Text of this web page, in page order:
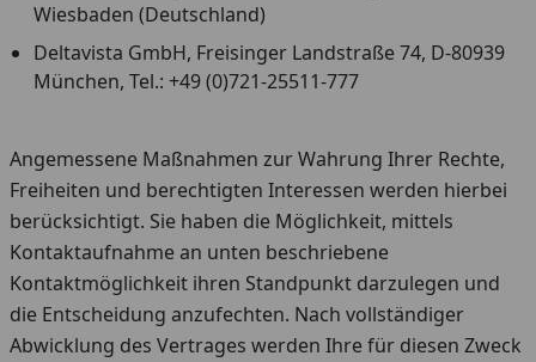
Wiesbaden (Deutschland)
Deltavista GmbH, Freisinger Landstraße 74, D-80939
München, Tel.: +49 (0)721-25511-777
Angemessene Maßnahmen zur Wahrung Ihrer Rechte,
Freiheiten und berechtigten Interessen werden hierbei
berücksichtigt. Sie haben die Möglichkeit, mittels
Kontaktaufnahme an unten beschriebene
Kontaktmöglichkeit ihren Standpunkt darzulegen und
die Entscheidung anzufechten. Nach vollständiger
Abwicklung des Vertrages werden Ihre für diesen Zweck